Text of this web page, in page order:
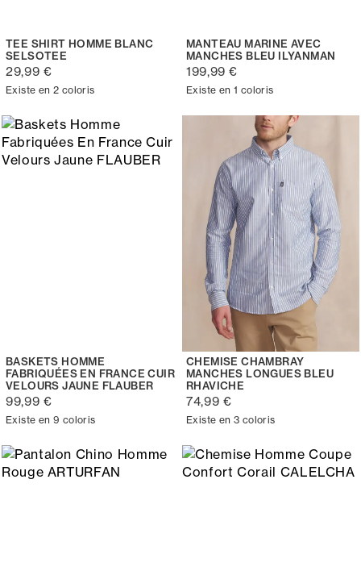
TEE SHIRT HOMME BLANC
SELSOTEE
29,99 €
Existe en 2 coloris
MANTEAU MARINE AVEC
MANCHES BLEU ILYANMAN
199,99 €
Existe en 1 coloris
BASKETS HOMME
FABRIQUÉES EN FRANCE CUIR
VELOURS JAUNE FLAUBER
99,99 €
Existe en 9 coloris
CHEMISE CHAMBRAY
MANCHES LONGUES BLEU
RHAVICHE
74,99 €
Existe en 3 coloris